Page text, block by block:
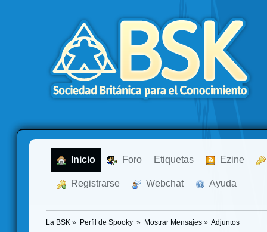
Inicio Foro Etiquetas Ezine
Registrarse Webchat Ayuda
La BSK » Perfil de Spooky » Mostrar Mensajes» Adjuntos